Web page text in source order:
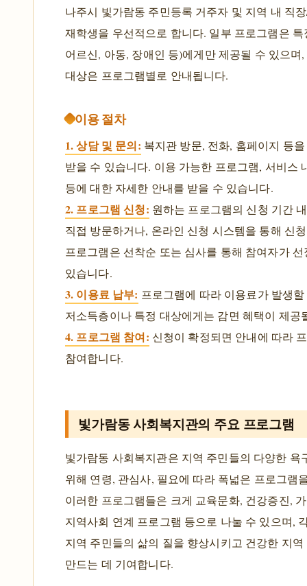
나주시 빛가람동 주민등록 거주자 및 지역 내 직
재학생을 우선적으로 합니다. 일부 프로그램은 특
어르신, 아동, 장애인 등)에게만 제공될 수 있으며
대상은 프로그램별로 안내됩니다.
이용 절차
1. 상담 및 문의: 복지관 방문, 전화, 홈페이지 등
받을 수 있습니다. 이용 가능한 프로그램, 서비스
등에 대한 자세한 안내를 받을 수 있습니다.
2. 프로그램 신청: 원하는 프로그램의 신청 기간
직접 방문하거나, 온라인 신청 시스템을 통해 신
프로그램은 선착순 또는 심사를 통해 참여자가 선
있습니다.
3. 이용료 납부: 프로그램에 따라 이용료가 발생
저소득층이나 특정 대상에게는 감면 혜택이 제공
4. 프로그램 참여: 신청이 확정되면 안내에 따라
참여합니다.
빛가람동 사회복지관의 주요 프로그램
빛가람동 사회복지관은 지역 주민들의 다양한 욕
위해 연령, 관심사, 필요에 따라 폭넓은 프로그램
이러한 프로그램들은 크게 교육문화, 건강증진,
지역사회 연계 프로그램 등으로 나눌 수 있으며,
지역 주민들의 삶의 질을 향상시키고 건강한 지
만드는 데 기여합니다.